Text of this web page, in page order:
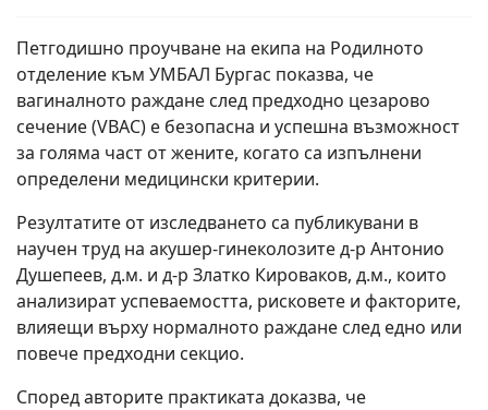
Петгодишно проучване на екипа на Родилното
отделение към УМБАЛ Бургас показва, че
вагиналното раждане след предходно цезарово
сечение (VBAC) е безопасна и успешна възможност
за голяма част от жените, когато са изпълнени
определени медицински критерии.
Резултатите от изследването са публикувани в
научен труд на акушер-гинеколозите д-р Антонио
Душепеев, д.м. и д-р Златко Кироваков, д.м., които
анализират успеваемостта, рисковете и факторите,
влияещи върху нормалното раждане след едно или
повече предходни секцио.
Според авторите практиката доказва, че